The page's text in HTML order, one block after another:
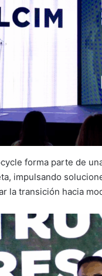
forma parte de
impulsando
la transición hacia